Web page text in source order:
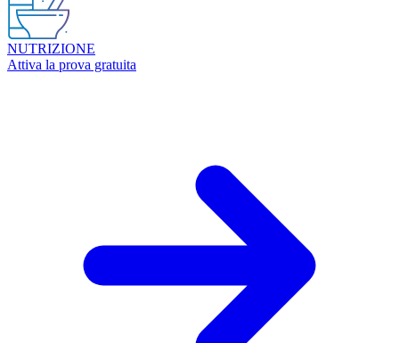
NUTRIZIONE
Attiva la prova gratuita